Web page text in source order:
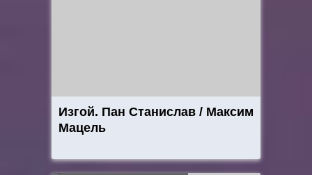
Изгой. Пан Станислав / Максим
Мацель